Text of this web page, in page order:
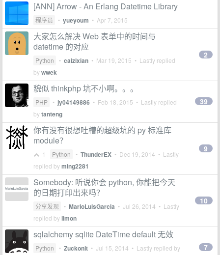
[ANN] Arrow - An Erlang Datetime Library
程序员 • yueyoum • Apr 7, 2015
大家怎么解决 Web 表单中的时间与
datetime 的对应
Python • caizixian • Mar 19, 2015 • Lastly replied
bywwek
2
貌似 thinkphp 坑不小啊。。。
PHP • jy04149886 • Feb 18, 2015 • Lastly replied
bytanteng
39
你有没有很想吐槽的超级坑的 py 标准库
module？
1 Python • ThunderEX • Dec 19, 2014 • Lastly
replied byming2281
9
Somebody: 听说你会 python, 你能把今天
的日期打印出来吗？
分享发现 • MarioLuisGarcia • Jul 26, 2014 • Lastly
replied bylimon
10
sqlalchemy sqlite DateTime default 无效
Python • Zuckonit • Jul 15, 2014 • Lastly replied by 7